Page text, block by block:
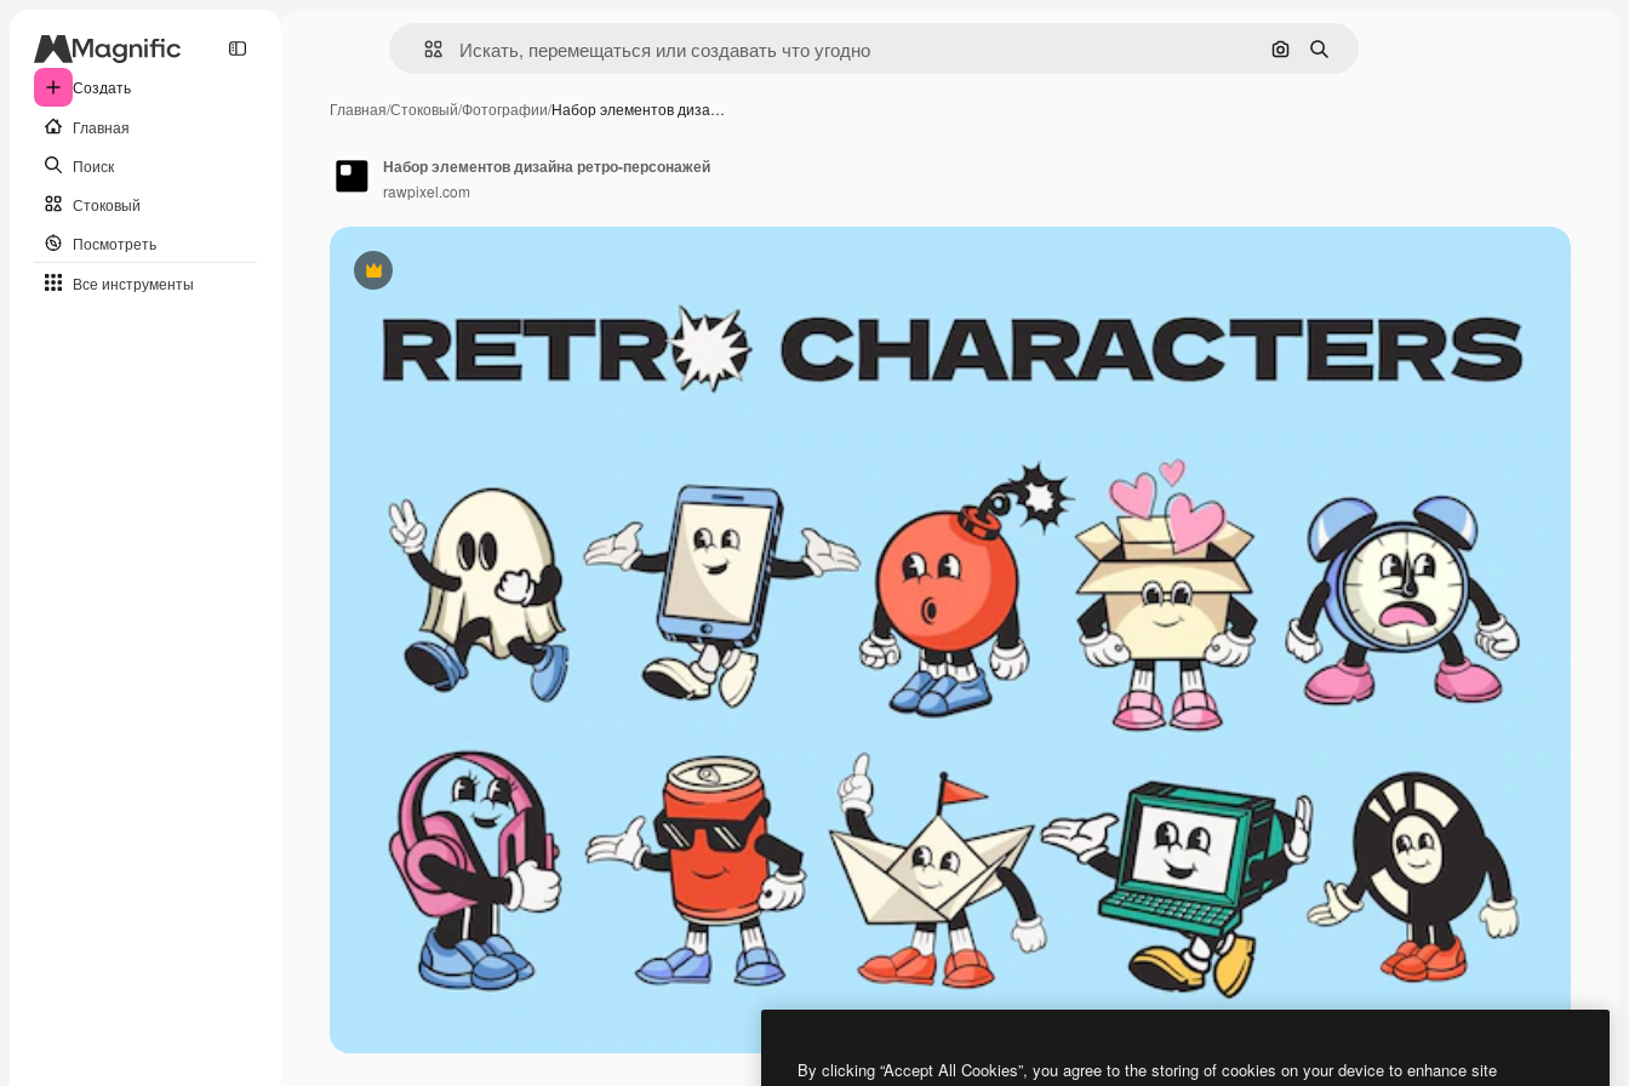
Создать
Главная
Поиск
Стоковый
Посмотреть
Все инструменты
Поиск по изображению
Поиск
Главная/Стоковый/Фотографии/Набор элементов диза…
Премиум
Набор элементов дизайна ретро-персонажей
rawpixel.com
By clicking “Accept All Cookies”, you agree to the storing of cookies on your device to enhance site